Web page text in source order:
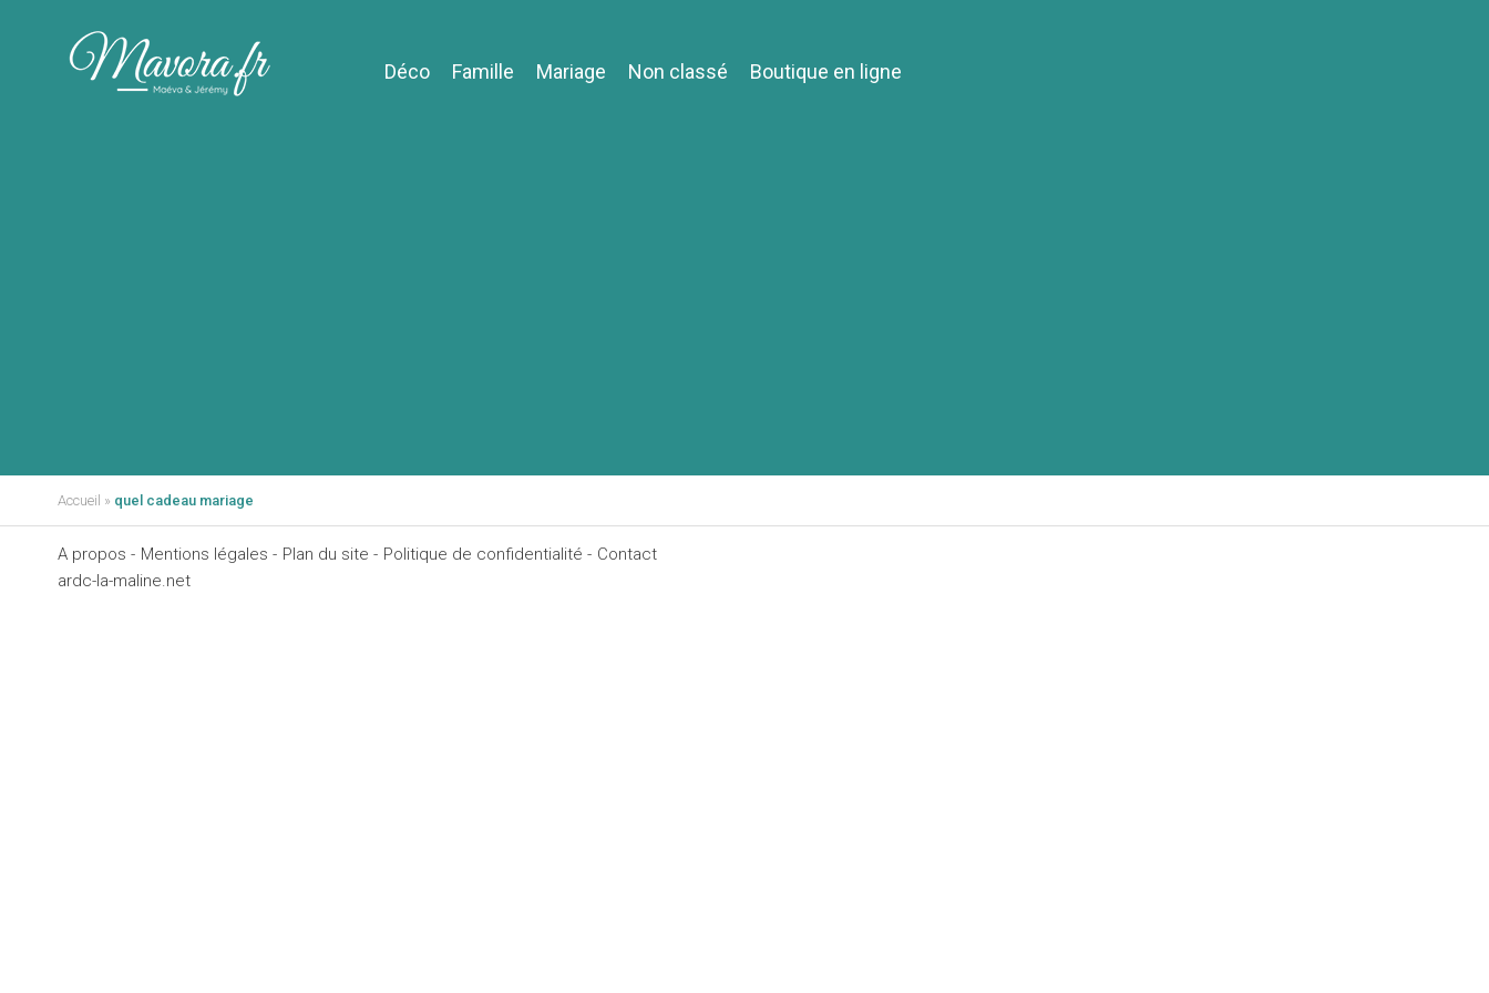
Déco Famille Mariage Non classé Boutique en ligne
Accueil » quel cadeau mariage
A propos - Mentions légales - Plan du site - Politique de confidentialité - Contact
ardc-la-maline.net